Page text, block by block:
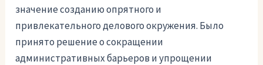
значение созданию опрятного и
привлекательного делового окружения. Было
принято решение о сокращении
административных барьеров и упрощении